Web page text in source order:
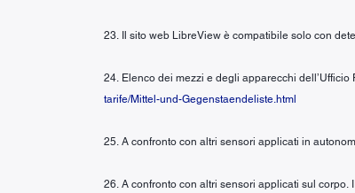
23. Il sito web LibreView è compatibile solo con
24. Elenco dei mezzi e degli apparecchi
tarife/Mittel-und-Gegenstaendeliste.html
25. A confronto con altri sensori applicati in
26. A confronto con altri sensori applicati sul